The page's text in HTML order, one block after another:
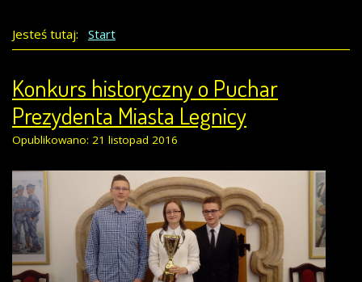
Jesteś tutaj: Start
Konkurs historyczny o Puchar
Prezydenta Miasta Legnicy
Opublikowano: 21 listopad 2016